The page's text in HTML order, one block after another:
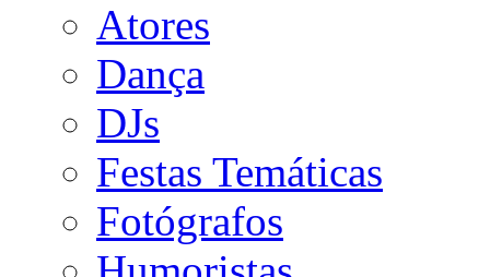
Atores
Dança
DJs
Festas Temáticas
Fotógrafos